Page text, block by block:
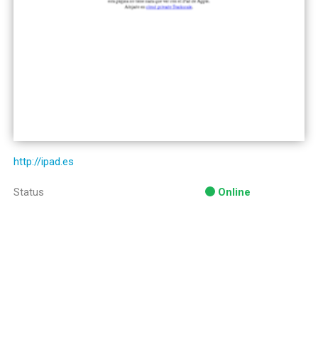
http://ipad.es
Status Online